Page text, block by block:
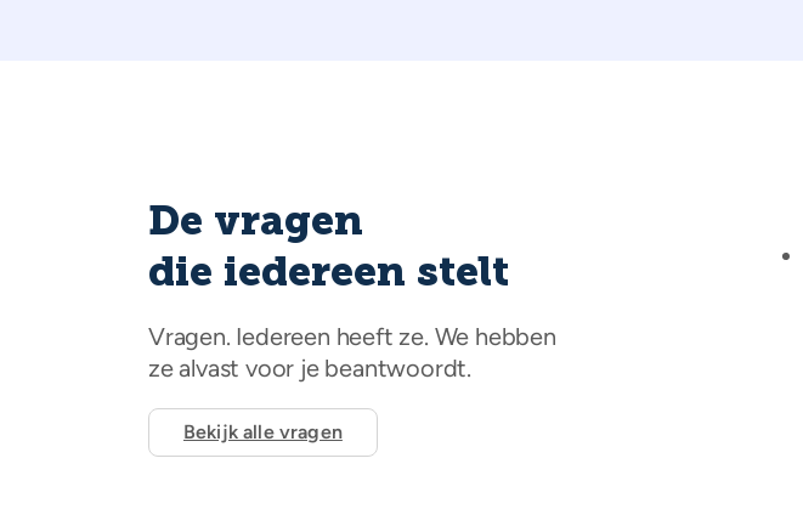
De vragen
die iedereen stelt
Vragen. Iedereen heeft ze. We hebben
ze alvast voor je beantwoordt.
Bekijk alle vragen